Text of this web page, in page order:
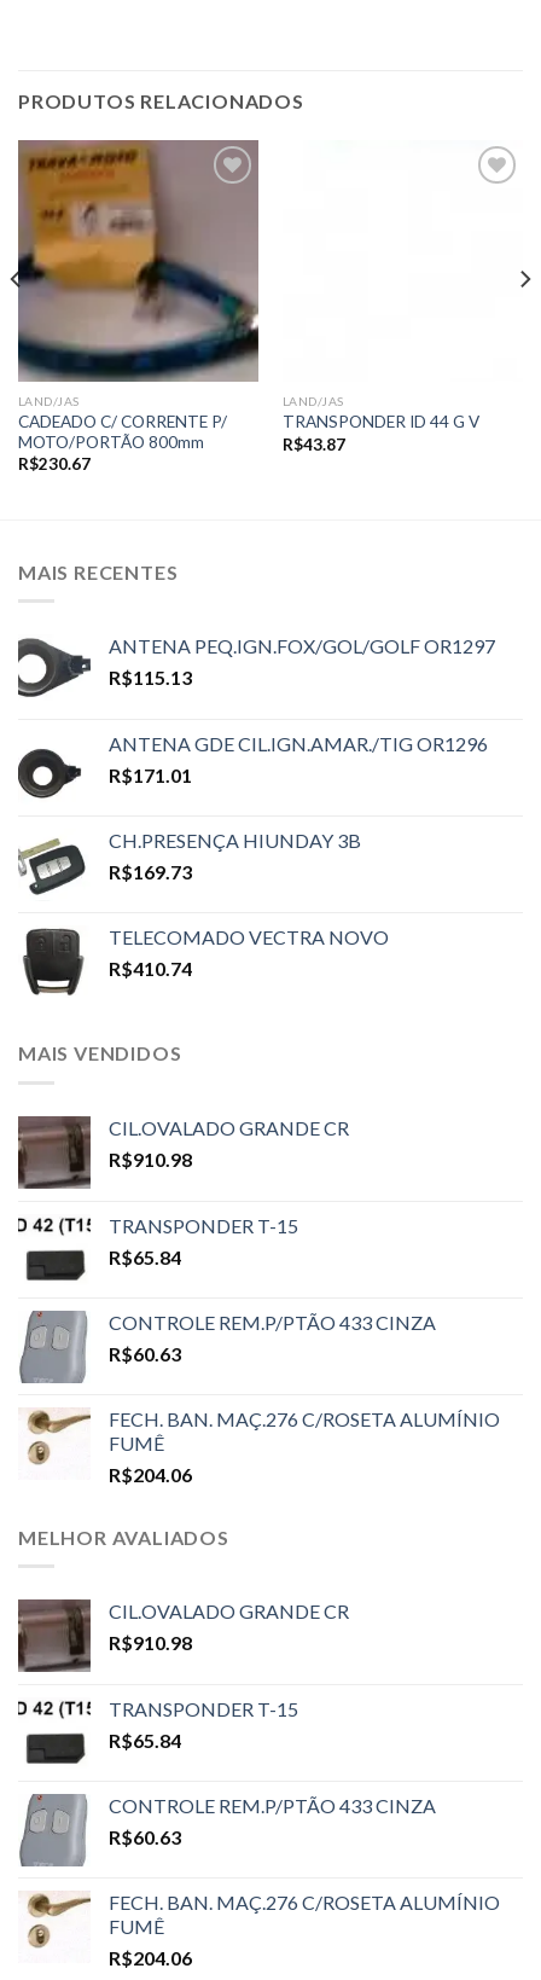
PRODUTOS RELACIONADOS
LAND/JAS
CADEADO C/ CORRENTE P/
MOTO/PORTÃO 800mm
R$230.67
LAND/JAS
TRANSPONDER ID 44 G V
R$43.87
MAIS RECENTES
ANTENA PEQ.IGN.FOX/GOL/GOLF OR1297
R$115.13
ANTENA GDE CIL.IGN.AMAR./TIG OR1296
R$171.01
CH.PRESENÇA HIUNDAY 3B
R$169.73
TELECOMADO VECTRA NOVO
R$410.74
MAIS VENDIDOS
CIL.OVALADO GRANDE CR
R$910.98
TRANSPONDER T-15
R$65.84
CONTROLE REM.P/PTÃO 433 CINZA
R$60.63
FECH. BAN. MAÇ.276 C/ROSETA ALUMÍNIO
FUMÊ
R$204.06
MELHOR AVALIADOS
CIL.OVALADO GRANDE CR
R$910.98
TRANSPONDER T-15
R$65.84
CONTROLE REM.P/PTÃO 433 CINZA
R$60.63
FECH. BAN. MAÇ.276 C/ROSETA ALUMÍNIO
FUMÊ
R$204.06